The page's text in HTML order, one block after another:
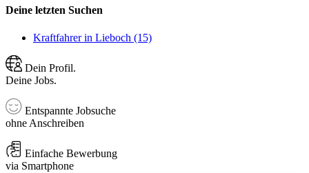
Deine letzten Suchen
Kraftfahrer in Lieboch (15)
Dein Profil.
Deine Jobs.
Entspannte Jobsuche
ohne Anschreiben
Einfache Bewerbung
via Smartphone